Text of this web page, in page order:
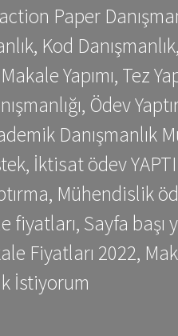
Paper
Kod Danışmanlık,
Yapımı, Tez
Ödev
Danışmanlık
İktisat ödev
Mühendislik
Sayfa başı
Fiyatları 2022,
İstiyorum